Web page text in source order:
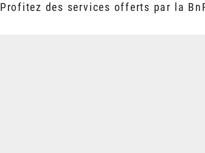
Profitez des services offerts par la